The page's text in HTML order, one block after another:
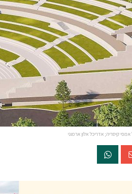
קיסריה; אדריכל אלון ארמוני